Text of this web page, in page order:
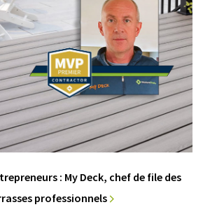
: My Deck, chef de file des
professionnels